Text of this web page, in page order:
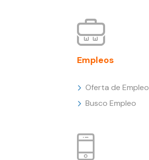
Empleos
Oferta de Empleo
Busco Empleo